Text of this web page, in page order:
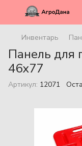
Инвентарь
Панель для
46х77
Артикул: 12071